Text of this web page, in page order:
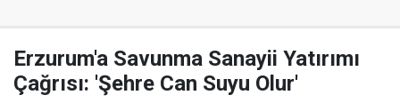
Erzurum'a Savunma Sanayii Yatırımı
Çağrısı: 'Şehre Can Suyu Olur'